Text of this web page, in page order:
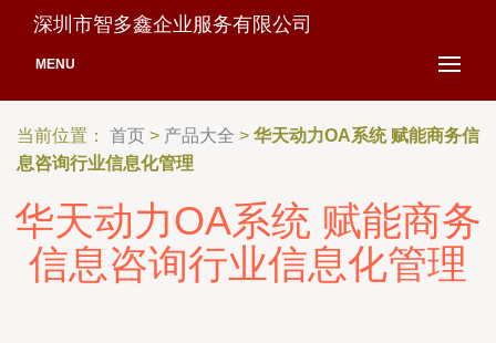
深圳市智多鑫企业服务有限公司
MENU
当前位置： 首页 > 产品大全 > 华天动力OA系统 赋能商务信
息咨询行业信息化管理
华天动力OA系统 赋能商务
信息咨询行业信息化管理